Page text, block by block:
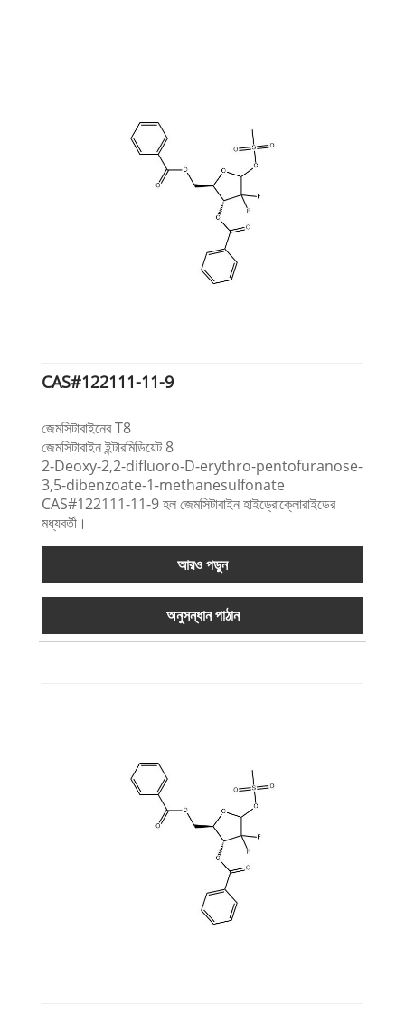
CAS#122111-11-9
জেমসিটাবাইনের T8
জেমসিটাবাইন ইন্টারমিডিয়েট 8
2-Deoxy-2,2-difluoro-D-erythro-pentofuranose-
3,5-dibenzoate-1-methanesulfonate
CAS#122111-11-9 হল জেমসিটাবাইন হাইড্রোক্লোরাইডের
মধ্যবর্তী।
আরও পড়ুন
অনুসন্ধান পাঠান